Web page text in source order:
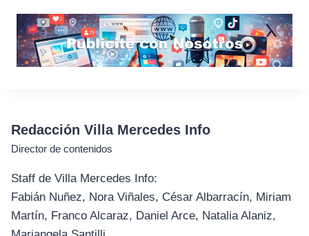
Redacción Villa Mercedes Info
Director de contenidos
Staff de Villa Mercedes Info:
Fabián Nuñez, Nora Viñales, César Albarracín, Miriam
Martín, Franco Alcaraz, Daniel Arce, Natalia Alaniz,